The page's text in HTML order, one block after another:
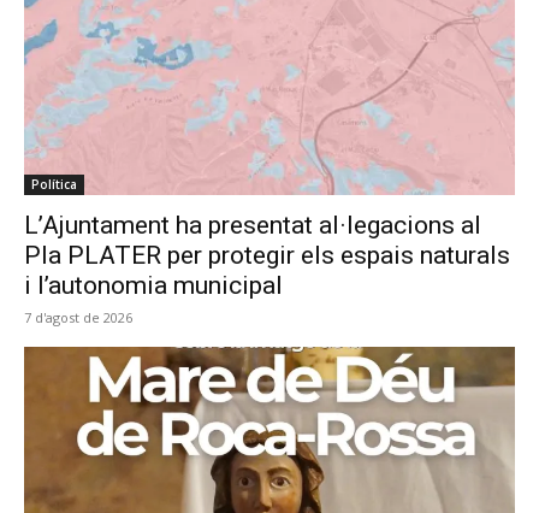
Política
L’Ajuntament ha presentat al·legacions al
Pla PLATER per protegir els espais naturals
i l’autonomia municipal
7 d'agost de 2026